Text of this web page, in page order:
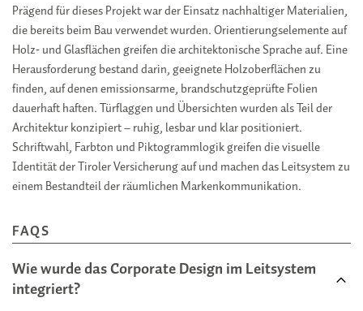
Prägend für dieses Projekt war der Einsatz nachhaltiger Materialien,
die bereits beim Bau verwendet wurden. Orientierungselemente auf
Holz‑ und Glasflächen greifen die architektonische Sprache auf. Eine
Herausforderung bestand darin, geeignete Holzoberflächen zu
finden, auf denen emissionsarme, brandschutzgeprüfte Folien
dauerhaft haften. Türflaggen und Übersichten wurden als Teil der
Architektur konzipiert – ruhig, lesbar und klar positioniert.
Schriftwahl, Farbton und Piktogrammlogik greifen die visuelle
Identität der Tiroler Versicherung auf und machen das Leitsystem zu
einem Bestandteil der räumlichen Markenkommunikation.
FAQS
Wie wurde das Corporate Design im Leitsystem
integriert?